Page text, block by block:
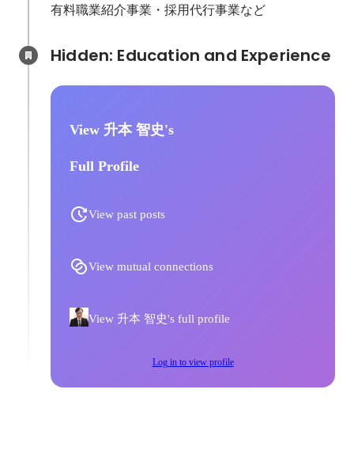
有料職業紹介事業・採用代行事業など
View 升本 智史's
Full Profile
View past posts
View mutual connections
View 升本 智史's full profile
Log in to view profile